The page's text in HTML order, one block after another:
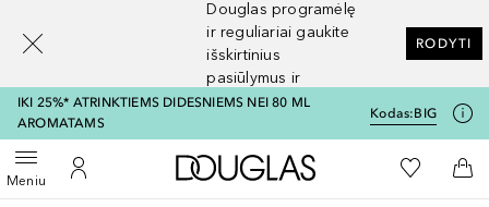
Douglas programėlę
ir reguliariai gaukite
išskirtinius
pasiūlymus ir
nuolaidas
RODYTI
IKI 25%* ATRINKTIEMS DIDESNIEMS NEI 80 ML
AROMATAMS
Kodas:BIG
MeniuAtidaryti meniuĮ mano paskyrą
Į Douglas pagrindinį
Į mano
Į
Grįžk atgal
Vykdykite paiešką
[navigation.slideout.screenreader]